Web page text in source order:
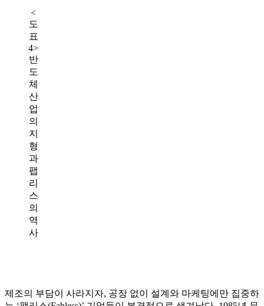
<
도
표
4>
반
도
체
산
업
의
지
형
과
팹
리
스
의
역
사
제조의 부담이 사라지자, 공장 없이 설계와 마케팅에만 집중하